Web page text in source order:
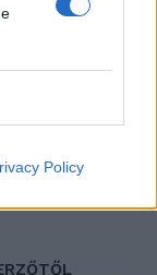
Policy
minden
legyártott álarcok